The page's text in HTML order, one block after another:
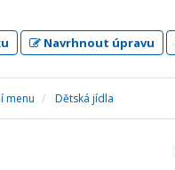
Navrhnout úpravu
menu Dětská jídla